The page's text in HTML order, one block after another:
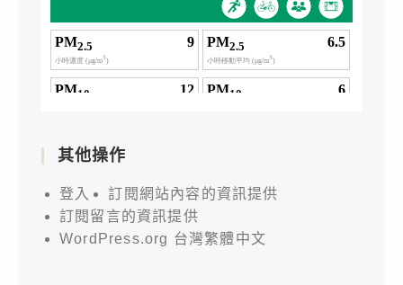
其他操作
登入
訂閱網站內容的資訊提供
訂閱留言的資訊提供
WordPress.org 台灣繁體中文